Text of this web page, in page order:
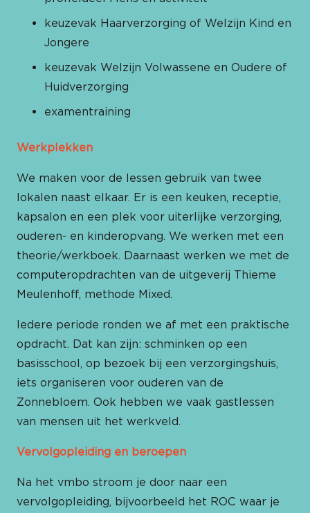
keuzevak Haarverzorging of Welzijn Kind en
Jongere
keuzevak Welzijn Volwassene en Oudere of
Huidverzorging
examentraining
Werkplekken
We maken voor de lessen gebruik van twee
lokalen naast elkaar. Er is een keuken, receptie,
kapsalon en een plek voor uiterlijke verzorging,
ouderen- en kinderopvang. We werken met een
theorie/werkboek. Daarnaast werken we met de
computeropdrachten van de uitgeverij Thieme
Meulenhoff, methode Mixed.
Iedere periode ronden we af met een praktische
opdracht. Dat kan zijn: schminken op een
basisschool, op bezoek bij een verzorgingshuis,
iets organiseren voor ouderen van de
Zonnebloem. Ook hebben we vaak gastlessen
van mensen uit het werkveld.
Vervolgopleiding en beroepen
Na het vmbo stroom je door naar een
vervolgopleiding, bijvoorbeeld het ROC waar je